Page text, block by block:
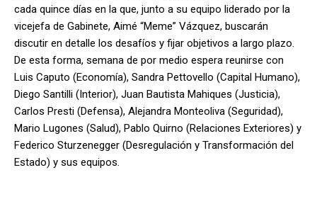
cada quince días en la que, junto a su equipo liderado por la
vicejefa de Gabinete, Aimé “Meme” Vázquez, buscarán
discutir en detalle los desafíos y fijar objetivos a largo plazo.
De esta forma, semana de por medio espera reunirse con
Luis Caputo (Economía), Sandra Pettovello (Capital Humano),
Diego Santilli (Interior), Juan Bautista Mahiques (Justicia),
Carlos Presti (Defensa), Alejandra Monteoliva (Seguridad),
Mario Lugones (Salud), Pablo Quirno (Relaciones Exteriores) y
Federico Sturzenegger (Desregulación y Transformación del
Estado) y sus equipos.